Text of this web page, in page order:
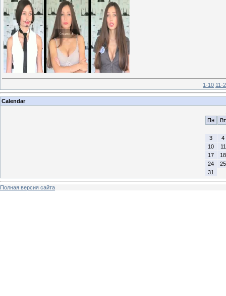
1-10 11-
Calendar
Пн
Вт
3
4
10
11
17
18
24
25
31
Полная версия сайта